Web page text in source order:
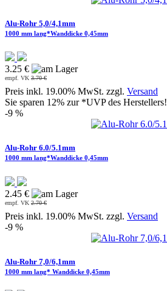
Alu-Rohr 5,0/4,1mm
1000 mm lang*Wanddicke 0,45mm
3.25 €
empf. VK 3.70 €
Preis inkl. 19.00% MwSt. zzgl. Versand
Sie sparen 12% zur *UVP des Herstellers!
-9 %
Alu-Rohr 6.0/5.1mm
1000 mm lang*Wanddicke 0,45mm
2.45 €
empf. VK 2.70 €
Preis inkl. 19.00% MwSt. zzgl. Versand
-9 %
Alu-Rohr 7,0/6,1mm
1000 mm lang* Wanddicke 0,45mm